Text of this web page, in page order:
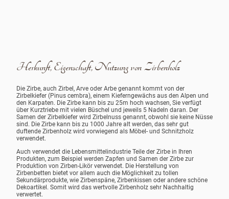
Herkunft, Eigenschaft, Nutzung von Zirbenholz
Die Zirbe, auch Zirbel, Arve oder Arbe genannt kommt von der
Zirbelkiefer (Pinus cembra), einem Kieferngewächs aus den Alpen und
den Karpaten. Die Zirbe kann bis zu 25m hoch wachsen, Sie verfügt
über Kurztriebe mit vielen Büschel und jeweils 5 Nadeln daran. Der
Samen der Zirbelkiefer wird Zirbelnuss genannt, obwohl sie keine Nüsse
sind. Die Zirbe kann bis zu 1000 Jahre alt werden, das sehr gut
duftende Zirbenholz wird vorwiegend als Möbel- und Schnitzholz
verwendet.
Auch verwendet die Lebensmittelindustrie Teile der Zirbe in Ihren
Produkten, zum Beispiel werden Zapfen und Samen der Zirbe zur
Produktion von Zirben-Likör verwendet. Die Herstellung von
Zirbenbetten bietet vor allem auch die Möglichkeit zu tollen
Sekundärprodukte, wie Zirbenspäne, Zirbenkissen oder andere schöne
Dekoartikel. Somit wird das wertvolle Zirbenholz sehr Nachhaltig
verwertet.